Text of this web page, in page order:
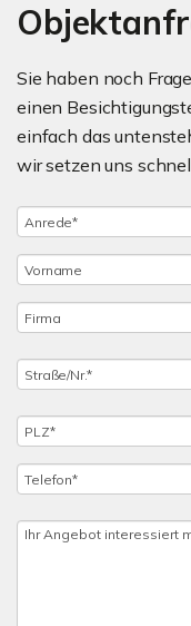
Sie haben noch
einen
einfach das
wir setzen uns